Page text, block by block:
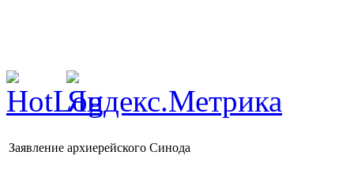
Заявление архиерейского Синода